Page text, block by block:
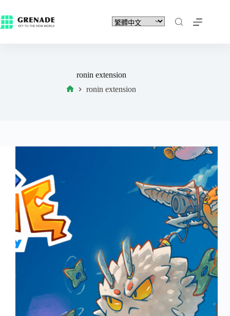
ronin extension
ronin extension